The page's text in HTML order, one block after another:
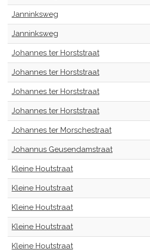
Janninksweg
Janninksweg
Johannes ter Horststraat
Johannes ter Horststraat
Johannes ter Horststraat
Johannes ter Horststraat
Johannes ter Morschestraat
Johannus Geusendamstraat
Kleine Houtstraat
Kleine Houtstraat
Kleine Houtstraat
Kleine Houtstraat
Kleine Houtstraat